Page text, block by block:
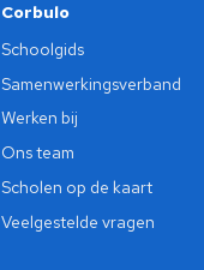
Corbulo
Schoolgids
Samenwerkingsverband
Werken bij
Ons team
Scholen op de kaart
Veelgestelde vragen